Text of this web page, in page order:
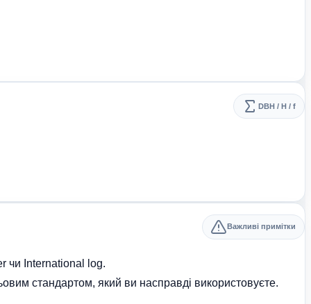
DBH / H / f
Важливі примітки
чи International log.
стандартом, який ви насправді використовуєте.